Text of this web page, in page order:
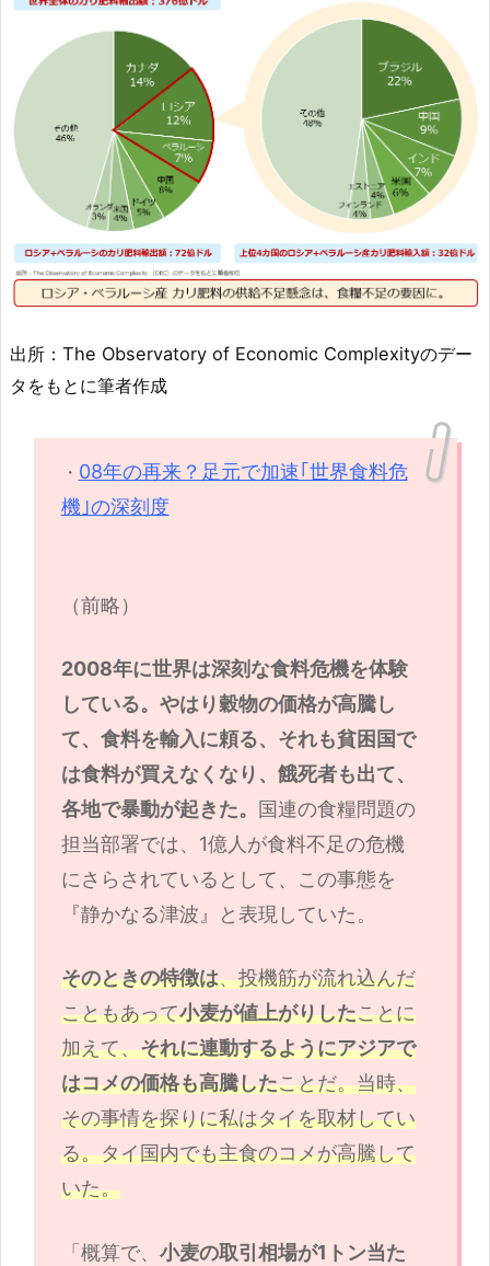
出所：The Observatory of Economic Complexityのデー
タをもとに筆者作成
・ 08年の再来？足元で加速｢世界食料危
機｣の深刻度
（前略）
2008年に世界は深刻な食料危機を体験
している。やはり穀物の価格が高騰し
て、食料を輸入に頼る、それも貧困国で
は食料が買えなくなり、餓死者も出て、
各地で暴動が起きた。
国連の食糧問題の
担当部署では、1億人が食料不足の危機
にさらされているとして、この事態を
『静かなる津波』と表現していた。
そのときの特徴は、投機筋が流れ込んだ
こともあって小麦が値上がりしたことに
加えて、それに連動するようにアジアで
はコメの価格も高騰したことだ。当時、
その事情を探りに私はタイを取材してい
る。タイ国内でも主食のコメが高騰して
いた。
「概算で、 小麦の取引相場が1トン当た